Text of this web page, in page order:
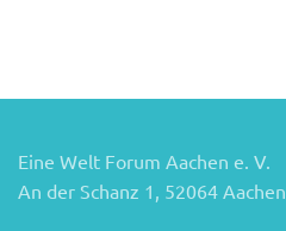
Eine Welt Forum Aachen e. V.
An der Schanz 1, 52064 Aachen